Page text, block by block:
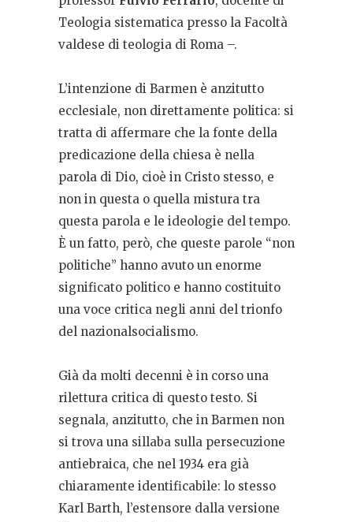
Teologia sistematica presso la Facoltà
valdese di teologia di Roma –.
L’intenzione di Barmen è anzitutto
ecclesiale, non direttamente politica: si
tratta di affermare che la fonte della
predicazione della chiesa è nella
parola di Dio, cioè in Cristo stesso, e
non in questa o quella mistura tra
questa parola e le ideologie del tempo.
È un fatto, però, che queste parole “non
politiche” hanno avuto un enorme
significato politico e hanno costituito
una voce critica negli anni del trionfo
del nazionalsocialismo.
Già da molti decenni è in corso una
rilettura critica di questo testo. Si
segnala, anzitutto, che in Barmen non
si trova una sillaba sulla persecuzione
antiebraica, che nel 1934 era già
chiaramente identificabile: lo stesso
Karl Barth, l’estensore dalla versione